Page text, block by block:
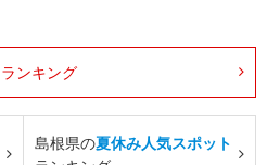
ランキング
島根県の夏休み人気スポット